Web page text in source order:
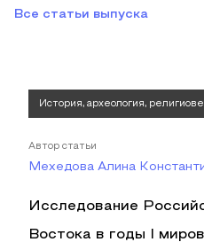
Все статьи выпуска
История, археология,
Автор статьи
Мехедова Алина
Исследование
Востока в годы I